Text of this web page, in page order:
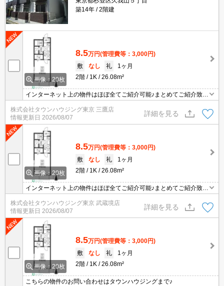
築14年
2階建
画像：20枚
8.5万円(管理費等：3,000円)
敷
なし 礼
1ヶ月
2階
1K 26.08m²
インターネット上の物件はほぼ全てご紹介可能♪まとめてご紹介致し
ます♪お気軽にお問合せください！お部屋探しはタウンハウジングま
で☆新着情報毎日更新☆
株式会社タウンハウジング東京 三鷹店
情報更新日 2026/08/07
詳細を見る
画像：20枚
8.5万円(管理費等：3,000円)
敷
なし 礼
1ヶ月
2階
1K 26.08m²
インターネット上の物件はほぼ全てご紹介可能♪まとめてご紹介致し
ます♪お気軽にお問合せください！お部屋探しはタウンハウジングま
で☆新着情報毎日更新☆
株式会社タウンハウジング東京 武蔵境店
情報更新日 2026/08/07
詳細を見る
画像：20枚
8.5万円(管理費等：3,000円)
敷
なし 礼
1ヶ月
2階
1K 26.08m²
こちらの物件のお問い合わせはタウンハウジングまで♪